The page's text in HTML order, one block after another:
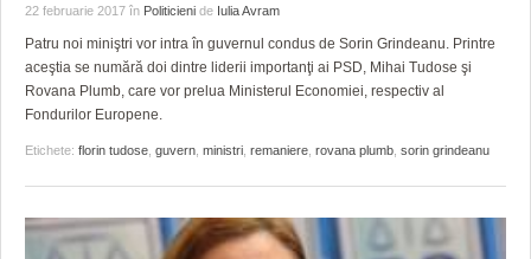
22 februarie 2017 în Politicieni de Iulia Avram
Patru noi miniştri vor intra în guvernul condus de Sorin Grindeanu. Printre
aceştia se numără doi dintre liderii importanţi ai PSD, Mihai Tudose şi
Rovana Plumb, care vor prelua Ministerul Economiei, respectiv al
Fondurilor Europene.
Etichete: florin tudose guvern ministri remaniere rovana plumb sorin grindeanu